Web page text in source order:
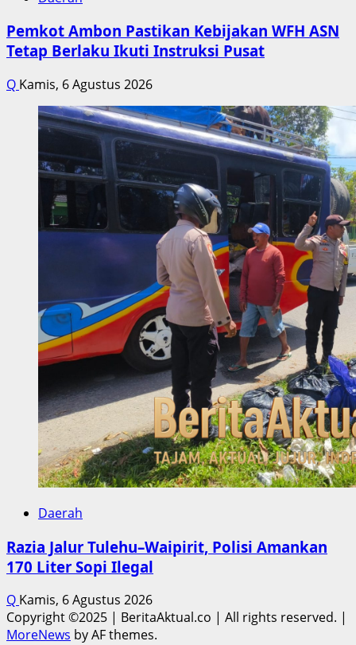
Pemkot Ambon Pastikan Kebijakan WFH ASN
Tetap Berlaku Ikuti Instruksi Pusat
Q Kamis, 6 Agustus 2026
Daerah
Razia Jalur Tulehu–Waipirit, Polisi Amankan
170 Liter Sopi Ilegal
Q Kamis, 6 Agustus 2026
Copyright ©2025 | BeritaAktual.co | All rights reserved. |
MoreNews by AF themes.